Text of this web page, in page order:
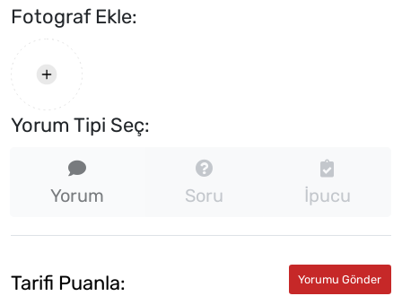
Fotograf Ekle:
Yorum Tipi Seç:
Yorum Soru İpucu
Tarifi Puanla: